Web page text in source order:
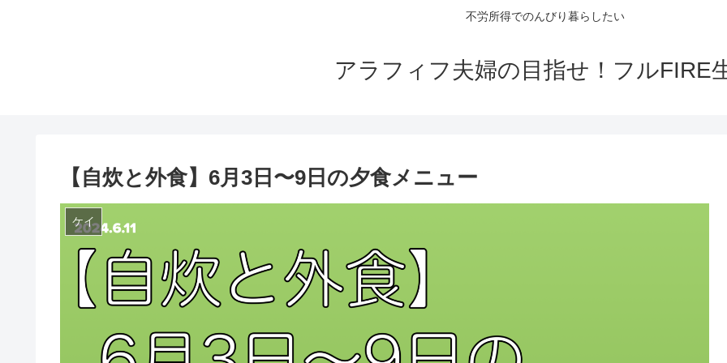
不労所得でのんびり暮らしたい
アラフィフ夫婦の目指せ！フルFIRE
【自炊と外食】6月3日〜9日の夕食メニュー
ケイ